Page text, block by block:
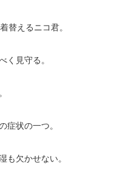
替えるニコ君。
く見守る。
症状の一つ。
も欠かせない。